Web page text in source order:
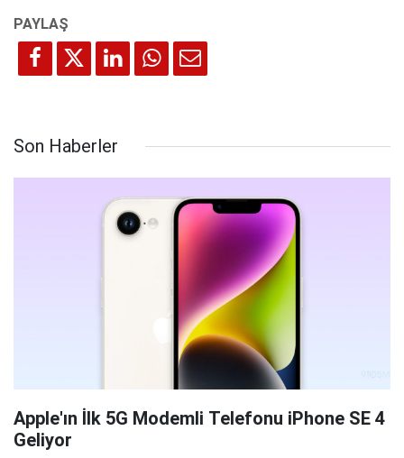
Son Haberler
Apple'ın İlk 5G Modemli Telefonu iPhone SE 4
Geliyor